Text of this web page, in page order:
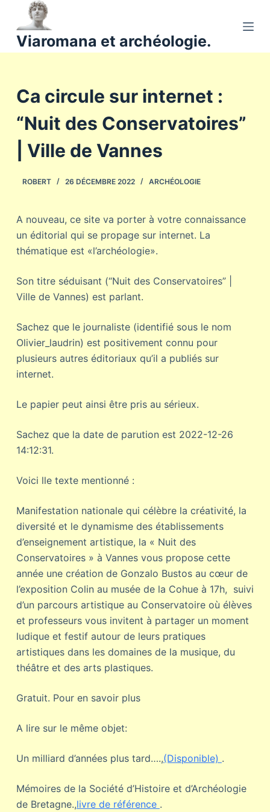
a
u
n
u
Viaromana et archéologie.
Ca circule sur internet :
“Nuit des Conservatoires”
| Ville de Vannes
ROBERT 26 DÉCEMBRE 2022 ARCHÉOLOGIE
A nouveau, ce site va porter à votre connaissance
un éditorial qui se propage sur internet. La
thématique est «l’archéologie».
Son titre séduisant (“Nuit des Conservatoires” |
Ville de Vannes) est parlant.
Sachez que le journaliste (identifié sous le nom
Olivier_laudrin) est positivement connu pour
plusieurs autres éditoriaux qu’il a publiés sur
internet.
Le papier peut ainsi être pris au sérieux.
Sachez que la date de parution est 2022-12-26
14:12:31.
Voici lle texte mentionné :
Manifestation nationale qui célèbre la créativité, la
diversité et le dynamisme des établissements
d’enseignement artistique, la « Nuit des
Conservatoires » à Vannes vous propose cette
année une création de Gonzalo Bustos au cœur de
l’exposition Colin au musée de la Cohue à 17h, suivi
d’un parcours artistique au Conservatoire où élèves
et professeurs vous invitent à partager un moment
ludique et festif autour de leurs pratiques
artistiques dans les domaines de la musique, du
théâtre et des arts plastiques.
Gratuit. Pour en savoir plus
A lire sur le même objet:
Un milliard d’années plus tard….,(Disponible) .
Mémoires de la Société d’Histoire et d’Archéologie
de Bretagne.,livre de référence .